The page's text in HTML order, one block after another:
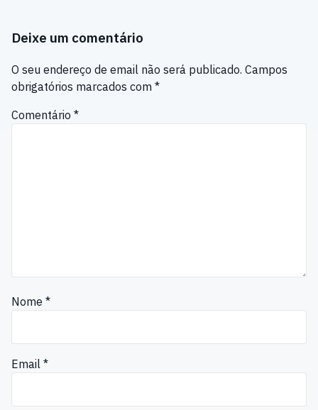
Deixe um comentário
O seu endereço de email não será publicado. Campos
obrigatórios marcados com *
Comentário *
Nome *
Email *